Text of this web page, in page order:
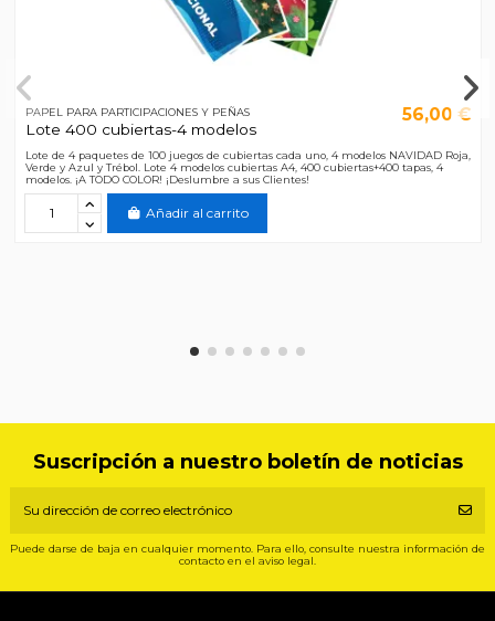
PAPEL PARA PARTICIPACIONES Y PEÑAS
Lote 400 cubiertas-4 modelos
56,00 €
Lote de 4 paquetes de 100 juegos de cubiertas cada uno, 4 modelos NAVIDAD Roja,
Verde y Azul y Trébol. Lote 4 modelos cubiertas A4, 400 cubiertas+400 tapas, 4
modelos. ¡A TODO COLOR! ¡Deslumbre a sus Clientes!
Añadir al carrito
Suscripción a nuestro boletín de noticias
Puede darse de baja en cualquier momento. Para ello, consulte nuestra información de
contacto en el aviso legal.